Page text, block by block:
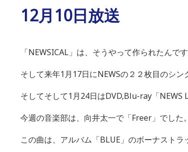
12月10日放送
「NEWSICAL」は、そうやって作られたんです
そして来年1月17日にNEWSの２２枚目のシ
そしてそして1月24日はDVD,Blu-ray「NEWS
今週の音楽部は、向井太一で「Freer」でした。
この曲は、アルバム「BLUE」のボーナストラ